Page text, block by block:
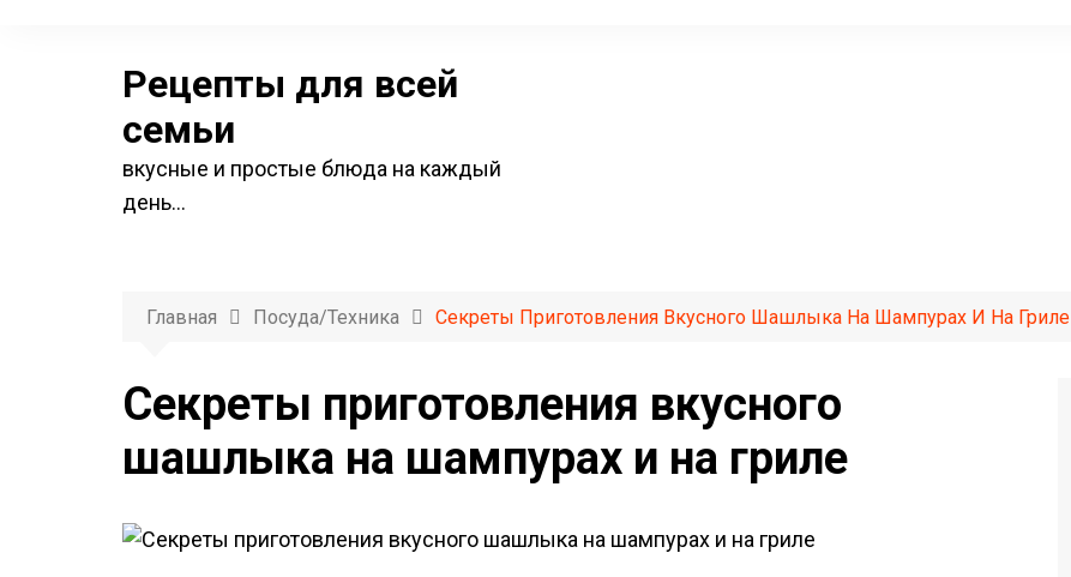
Рецепты для всей
семьи
вкусные и простые блюда на каждый
день…
Главная Посуда/техника Секреты Приготовления Вкусного Шашлыка На Шампурах И На Гриле
Секреты приготовления вкусного
шашлыка на шампурах и на гриле